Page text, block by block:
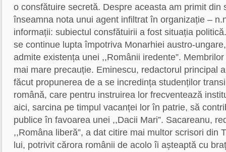
o consfătuire secretă. Despre aceasta am primit din
înseamna nota unui agent infiltrat în organizație –
informații: subiectul consfătuirii a fost situația
se continue lupta împotriva Monarhiei austro-
admite existența unei ,,Românii iredente”.
mai mare precauție. Eminescu, redactorul principal
făcut propunerea de a se incredința studenților
română, care pentru instruirea lor frecventează
aici, sarcina pe timpul vacanței lor în patrie, să
publice în favoarea unei ,,Dacii Mari”. Sacareanu,
,,Româna liberă”, a dat citire mai multor scrisori din
lui, potrivit cărora românii de acolo îi așteaptă cu